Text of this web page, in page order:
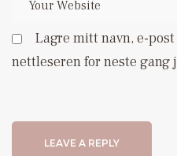
Lagre mitt navn, e-
nettleseren for neste gang